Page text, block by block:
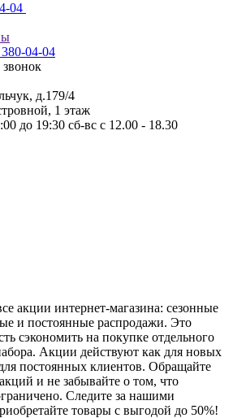
04
04-04
звонок
д.179/4
1 этаж
до 19:30 сб-вс с 12.00 - 18.30
акции интернет-магазина: сезонные
и постоянные распродажи. Это
сэкономить на покупке отдельного
Акции действуют как для новых
постоянных клиентов. Обращайте
и не забывайте о том, что
Следите за нашими
товары с выгодой до 50%!